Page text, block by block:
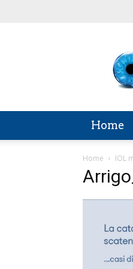
EYE
Home
Home IOL